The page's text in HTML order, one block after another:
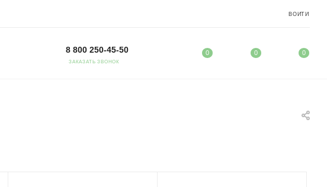
ВОЙТИ
8 800 250-45-50
ЗАКАЗАТЬ ЗВОНОК
0 0 0